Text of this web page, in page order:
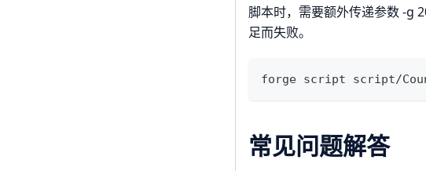
脚本时，需要额外传递参数 -g
足而失败。
forge script script/
常见问题解答